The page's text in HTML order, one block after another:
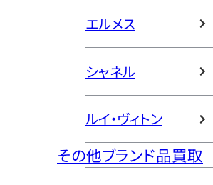
エルメス
シャネル
ルイ・ヴィトン
その他ブランド品買取